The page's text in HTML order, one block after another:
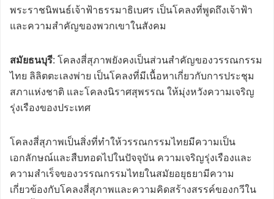
พระราชนิพนธ์เจ้าฟ้าธรรมาธิเบศร เป็นโคลงที่พูดถึงเจ้าฟ้า
และความสำคัญของพวกเขาในสังคม
สมัยธนบุรี: โคลงสี่สุภาพยังคงเป็นส่วนสำคัญของวรรณกรรม
ไทย ลิลิตตะเลงพ่าย เป็นโคลงที่มีเนื้อหาเกี่ยวกับการประชุม
สภาแห่งชาติ และโคลงนิราศสุพรรณ ให้มุ่งหวังความเจริญ
รุ่งเรืองของประเทศ
โคลงสี่สุภาพเป็นสิ่งที่ทำให้วรรณกรรมไทยมีความเป็น
เอกลักษณ์และสืบทอดไปในปัจจุบัน ความเจริญรุ่งเรืองและ
ความสำเร็จของวรรณกรรมไทยในสมัยอยุธยามีความ
เกี่ยวข้องกับโคลงสี่สุภาพและความคิดสร้างสรรค์ของกวีใน